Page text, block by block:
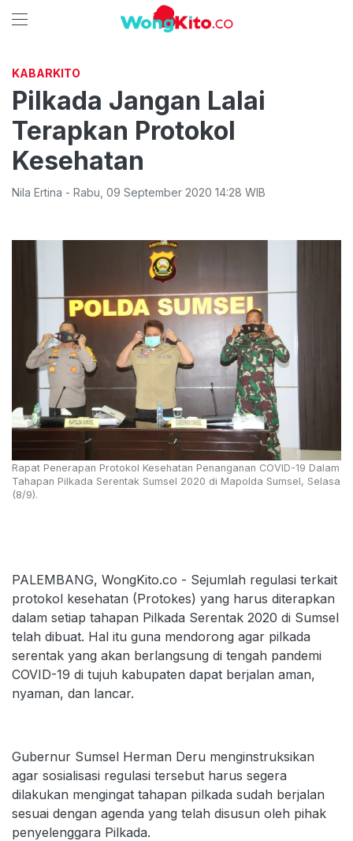
KABARKITO
Pilkada Jangan Lalai
Terapkan Protokol
Kesehatan
Nila Ertina - Rabu 09 September 2020 14:28 WIB
Rapat Penerapan Protokol Kesehatan Penanganan COVID-19 Dalam
Tahapan Pilkada Serentak Sumsel 2020 di Mapolda Sumsel, Selasa
(8/9).
PALEMBANG, WongKito.co - Sejumlah regulasi terkait
protokol kesehatan (Protokes) yang harus diterapkan
dalam setiap tahapan Pilkada Serentak 2020 di Sumsel
telah dibuat. Hal itu guna mendorong agar pilkada
serentak yang akan berlangsung di tengah pandemi
COVID-19 di tujuh kabupaten dapat berjalan aman,
nyaman, dan lancar.
Gubernur Sumsel Herman Deru menginstruksikan
agar sosialisasi regulasi tersebut harus segera
dilakukan mengingat tahapan pilkada sudah berjalan
sesuai dengan agenda yang telah disusun oleh pihak
penyelenggara Pilkada.